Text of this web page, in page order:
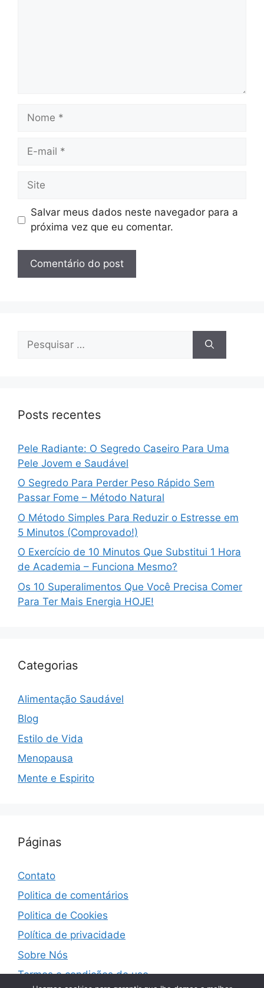
Nome
Site
Salvar meus dados neste navegador para a
próxima vez que eu comentar.
por:
Posts recentes
Pele Radiante: O Segredo Caseiro Para Uma
Pele Jovem e Saudável
O Segredo Para Perder Peso Rápido Sem
Passar Fome – Método Natural
O Método Simples Para Reduzir o Estresse em
5 Minutos (Comprovado!)
O Exercício de 10 Minutos Que Substitui 1 Hora
de Academia – Funciona Mesmo?
Os 10 Superalimentos Que Você Precisa Comer
Para Ter Mais Energia HOJE!
Categorias
Alimentação Saudável
Blog
Estilo de Vida
Menopausa
Mente e Espirito
Páginas
Contato
Politica de comentários
Politica de Cookies
Política de privacidade
Sobre Nós
Termos e condições de uso